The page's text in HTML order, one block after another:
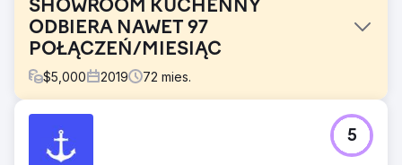
SHOWROOM KUCHENNY
ODBIERA NAWET 97
POŁĄCZEŃ/MIESIĄC
$5,000 2019 72 mies.
Ten klient salonu przebudowy kuchni miał przestarzałą
stronę internetową i słabą obecność w Internecie.
5